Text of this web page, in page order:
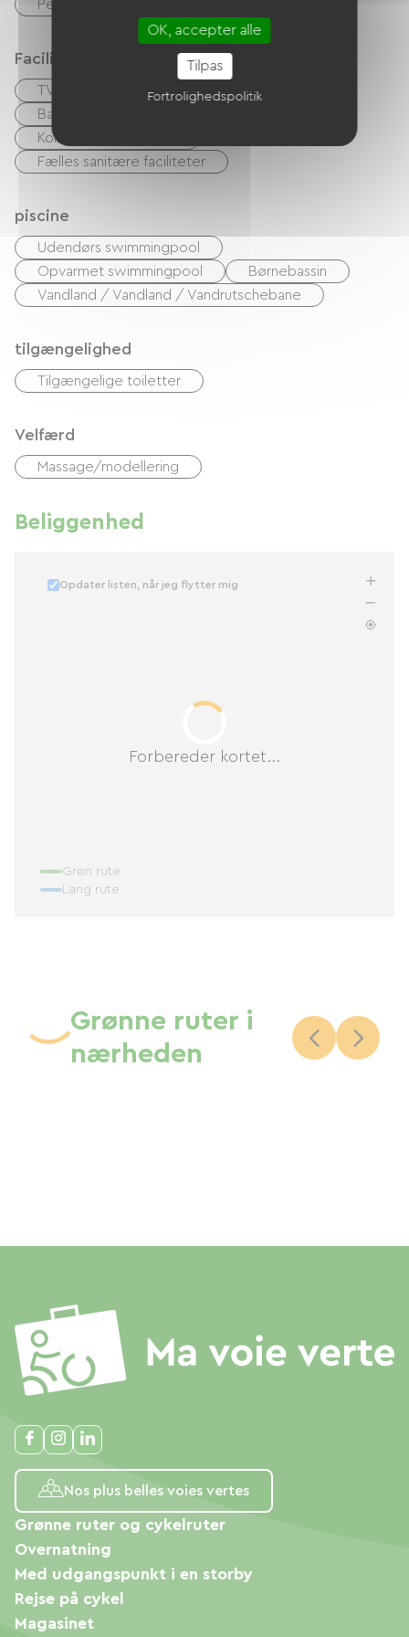
Permanent facilitator
Faciliteter
TV Barbecue
Have Lounge
Baby udstyr
Kollektiv tørretumbler
Fælles sanitære faciliteter
piscine
Udendørs swimmingpool
Opvarmet swimmingpool
Børnebassin
Vandland / Vandland / Vandrutschebane
tilgængelighed
Tilgængelige toiletter
Velfærd
Massage/modellering
Beliggenhed
Forbereder kortet...
Opdater listen, når jeg flytter mig
Grøn rute
Lang rute
Grønne ruter i
nærheden
Nos plus belles voies vertes
Grønne ruter og cykelruter
Overnatning
Med udgangspunkt i en storby
Rejse på cykel
Magasinet
OK, accepter alle
Tilpas
Fortrolighedspolitik